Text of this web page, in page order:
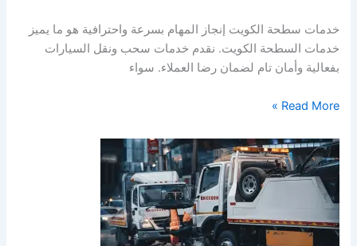
خدمات سطحة الكويت إنجاز المهام بسرعة واحترافية هو ما يميز
خدمات السطحة الكويت. نقدم خدمات سحب ونقل السيارات
بفعالية وأمان تام لضمان رضا العملاء. سواء
Read More »